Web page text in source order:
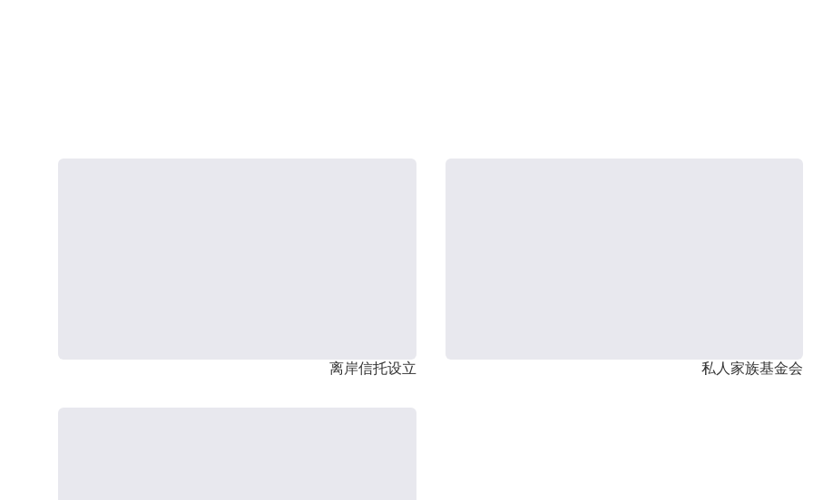
离岸信托设立 私人家族基金会